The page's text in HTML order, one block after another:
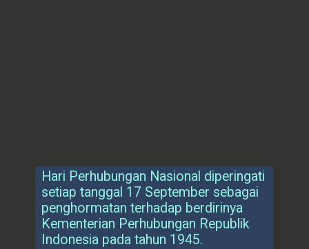
Hari Perhubungan Nasional diperingati
setiap tanggal 17 September sebagai
penghormatan terhadap berdirinya
Kementerian Perhubungan Republik
Indonesia pada tahun 1945.